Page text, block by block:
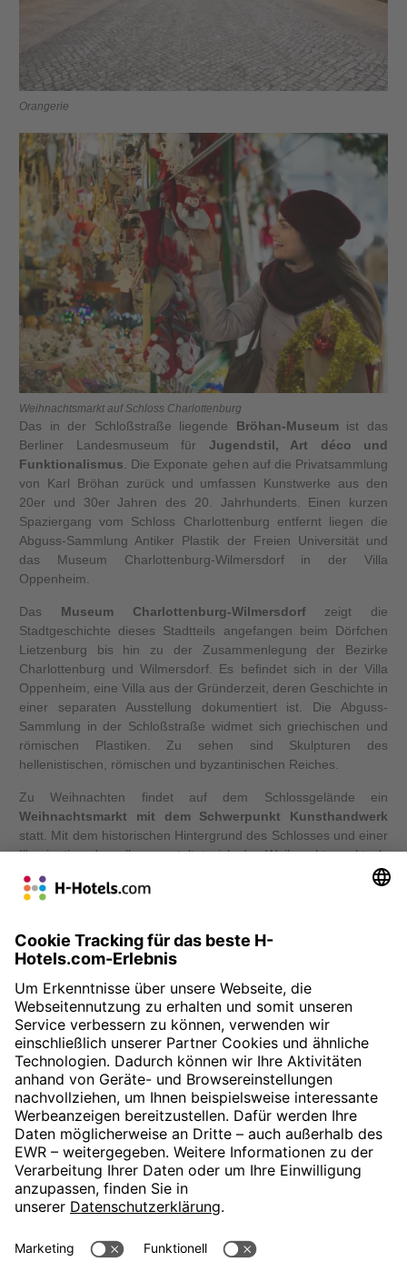
Orangerie
Weihnachtsmarkt auf Schloss Charlottenburg
Das in der Schloßstraße liegende Bröhan-Museumist das
Berliner Landesmuseum für Jugendstil, Art déco und
Funktionalismus . Die Exponate gehen auf die Privatsammlung
von Karl Bröhan zurück und umfassen Kunstwerke aus den
20er und 30er Jahren des 20. Jahrhunderts. Einen kurzen
Spaziergang vom Schloss Charlottenburg entfernt liegen die
Abguss-Sammlung Antiker Plastik der Freien Universität und
das Museum Charlottenburg-Wilmersdorf in der Villa
Oppenheim.
Das Museum Charlottenburg-Wilmersdorfzeigt die
Stadtgeschichte dieses Stadtteils angefangen beim Dörfchen
Lietzenburg bis hin zu der Zusammenlegung der Bezirke
Charlottenburg und Wilmersdorf. Es befindet sich in der Villa
Oppenheim, eine Villa aus der Gründerzeit, deren Geschichte in
einer separaten Ausstellung dokumentiert ist. Die Abguss-
Sammlung in der Schloßstraße widmet sich griechischen und
römischen Plastiken. Zu sehen sind Skulpturen des
hellenistischen, römischen und byzantinischen Reiches.
Zu Weihnachten findet auf dem Schlossgelände ein
Weihnachtsmarkt mit dem Schwerpunkt Kunsthandwerk
statt. Mit dem historischen Hintergrund des Schlosses und einer
Illumination desselben gestaltet sich der Weihnachtsmarkt als
einer der schönsten in Berlin. Regelmäßig finden im Schloss
Charlottenburg verschiedene Veranstaltungen und Konzerte
mit Konzerten in originalgetreuen barocken Kostümen und
Dinner für einen besonderen Abend.
« Zurück zu Berlins Sehenswürdigkeiten